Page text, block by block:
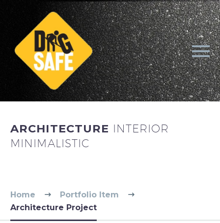
ARCHITECTURE INTERIOR
MINIMALISTIC
Home
Portfolio Item
Architecture Project